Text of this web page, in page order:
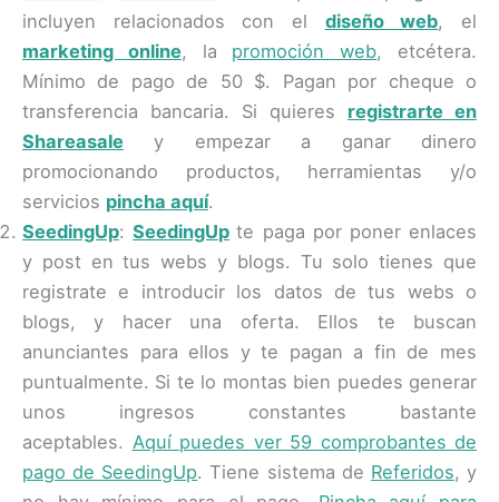
incluyen relacionados con el diseño web, el
marketing online, la promoción web, etcétera.
Mínimo de pago de 50 $. Pagan por cheque o
transferencia bancaria. Si quieres registrarte en
Shareasale y empezar a ganar dinero
promocionando productos, herramientas y/o
servicios pincha aquí.
SeedingUp:SeedingUp te paga por poner enlaces
y post en tus webs y blogs. Tu solo tienes que
registrate e introducir los datos de tus webs o
blogs, y hacer una oferta. Ellos te buscan
anunciantes para ellos y te pagan a fin de mes
puntualmente. Si te lo montas bien puedes generar
unos ingresos constantes bastante
aceptables. Aquí puedes ver 59 comprobantes de
pago de SeedingUp. Tiene sistema de Referidos, y